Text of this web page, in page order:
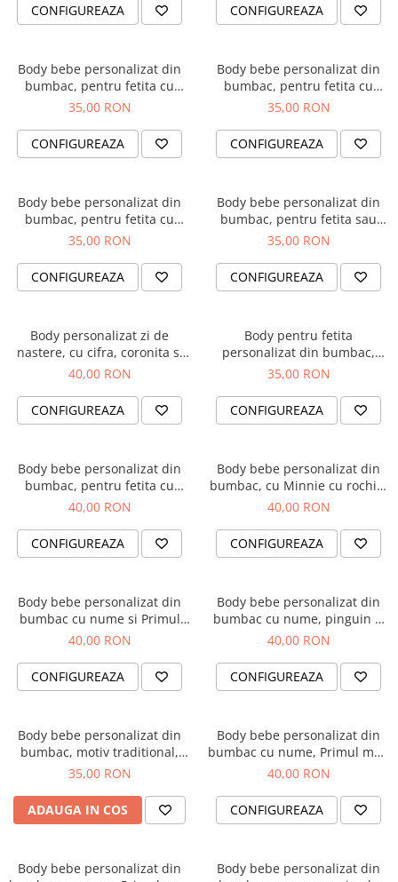
Coliere
Semn de carte
Card metalic
Cadouri Copii
Cadouri 1-8 Martie
Cadouri Paste
Halloween
Portfard Personalizat
Tablou Personalizat
CONFIGUREAZA CONFIGUREAZA
Body bebe personalizat din
bumbac, pentru fetita cu
nume si unicorn, cadou
35,00 RON
CONFIGUREAZA
Body bebe personalizat din
bumbac, pentru fetita cu
nume si pisicuta, cadou
35,00 RON
CONFIGUREAZA
Body bebe personalizat din
bumbac, pentru fetita cu
nume si inima, cadou pentru
35,00 RON
CONFIGUREAZA
Body bebe personalizat din
bumbac, pentru fetita sau
baietel, cu nume si elefant,
BPF5
35,00 RON
CONFIGUREAZA
Body personalizat zi de
nastere, cu cifra, coronita si
numele fetitei
40,00 RON
CONFIGUREAZA
Body pentru fetita
personalizat din bumbac,
Bunica ma adora
35,00 RON
CONFIGUREAZA
Body bebe personalizat din
bumbac, pentru fetita cu
elefantel si nume
40,00 RON
CONFIGUREAZA
Body bebe personalizat din
bumbac, cu Minnie cu rochita
si nume
40,00 RON
CONFIGUREAZA
Body bebe personalizat din
bumbac cu nume si Primul
meu Craciun
40,00 RON
CONFIGUREAZA
Body bebe personalizat din
bumbac cu nume, pinguin si
Primul meu Craciun
40,00 RON
CONFIGUREAZA
Body bebe personalizat din
bumbac, motiv traditional,
Mandra Romancuta
35,00 RON
ADAUGA IN COS
Body bebe personalizat din
bumbac cu nume, Primul meu
Paste, cu iepuras, pentru
40,00 RON
CONFIGUREAZA
Body bebe personalizat din
Body bebe personalizat din